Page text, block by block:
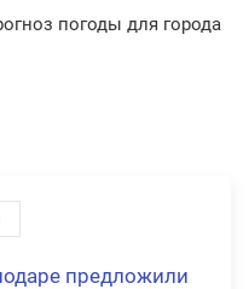
погоды для города
предложили